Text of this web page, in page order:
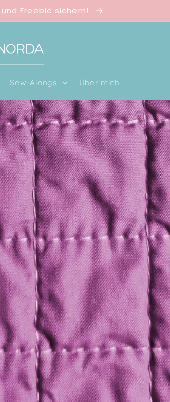
Freebie sichern!
Sew-Alongs Über mich